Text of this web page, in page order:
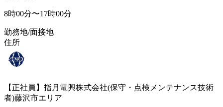
8時00分〜17時00分
勤務地/面接地
住所
【正社員】指月電興株式会社(保守・点検メンテナンス技術
者)藤沢市エリア